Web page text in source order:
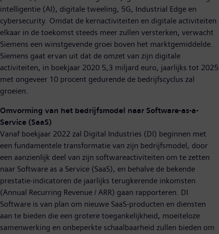
intelligentie (AI), digitale tweeling, 5G, Industrial Edge en
cybersecurity. Omdat de kernactiviteiten en digitale activiteiten
elkaar in de toekomst steeds meer zullen versterken, verwacht
Siemens een winstgevende groei boven het marktgemiddelde.
Siemens gaat ervan uit dat de omzet van zijn digitale
activiteiten, in boekjaar 2020 5,3 miljard euro, jaarlijks tot 2025
met ongeveer 10 procent gedurende de bedrijfscyclus zal
groeien.
Omvorming van het bedrijfsmodel naar Software-as-a-
Service (SaaS)
Vanaf boekjaar 2022 zal Digital Industries (DI) beginnen met
een fundamentele transformatie van zijn bedrijfsmodel, door
een aanzienlijk deel van zijn softwareactiviteiten om te zetten
naar Software as a Service (SaaS), en behalve de bekende
prestatie-indicatoren de jaarlijks terugkerende inkomsten
(Annual Recurring Revenue / ARR) gaan rapporteren. DI
Software is van plan om nieuwe SaaS-producten en diensten
aan te bieden die een grotere toegankelijkheid, moeiteloze
samenwerking en onbeperkte schaalbaarheid zullen bieden om